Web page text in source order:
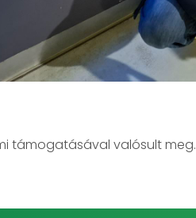
támogatásával valósult meg.